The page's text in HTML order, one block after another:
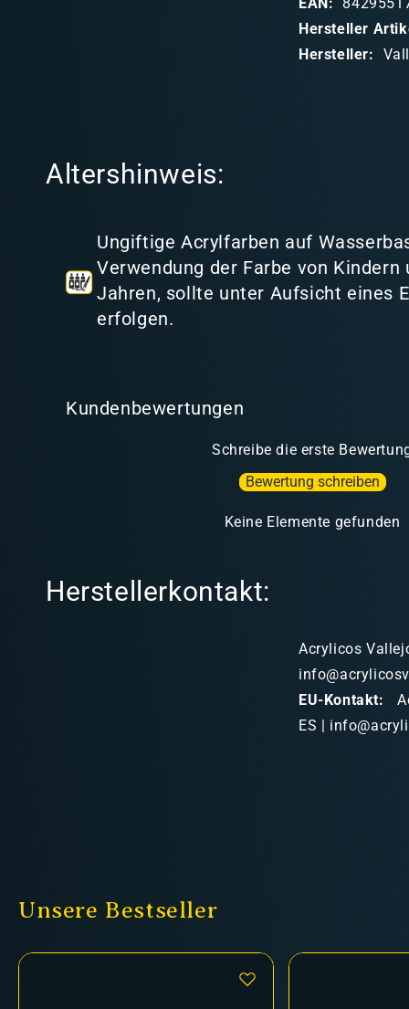
n
Hersteller
Hersteller:
Altershinweis:
Ungiftige Acrylfarben auf
Verwendung der Farbe von Kindern
Jahren, sollte unter Aufsicht eines
erfolgen.
Kundenbewertungen
Schreibe die erste
Bewertung schreiben
Keine Elemente gefunden
Herstellerkontakt:
Acrylicos
EU-Kontakt:
ES |
Unsere Bestseller